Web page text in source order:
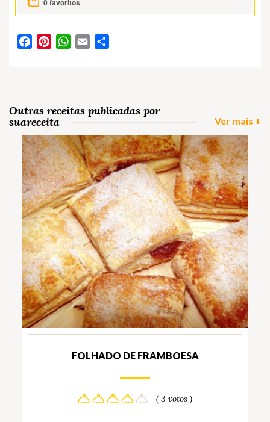
0favoritos
FacebookPinterestWhatsApp
Email
Outras receitas publicadas por
suareceita
Ver mais +
FOLHADO DE FRAMBOESA
( 3 votos )